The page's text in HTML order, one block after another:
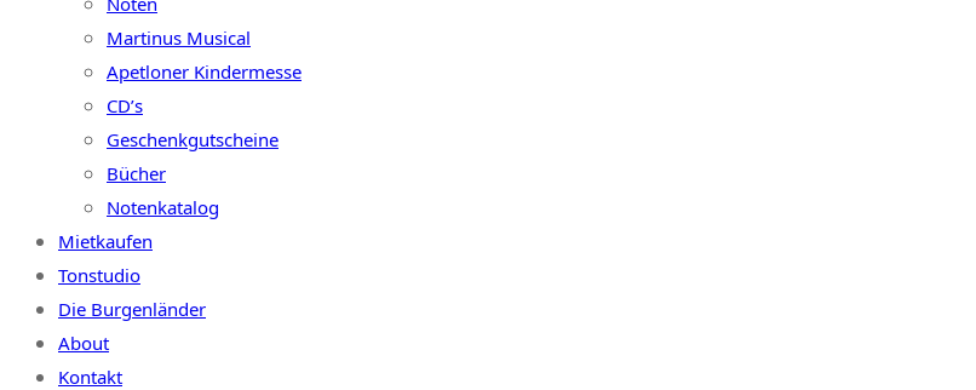
Martinus Musical
Apetloner Kindermesse
CD’s
Geschenkgutscheine
Bücher
Notenkatalog
Mietkaufen
Tonstudio
Die Burgenländer
About
Kontakt